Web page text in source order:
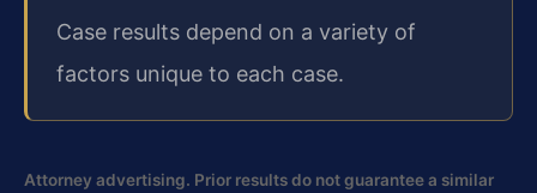
Case results depend on a variety of
factors unique to each case.
Attorney advertising. Prior results do not guarantee a similar